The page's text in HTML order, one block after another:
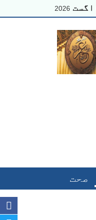
اگست 2026
صحت